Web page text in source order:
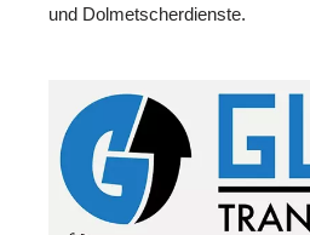
und Dolmetscherdienste.